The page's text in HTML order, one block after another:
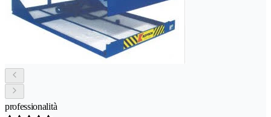
professionalità